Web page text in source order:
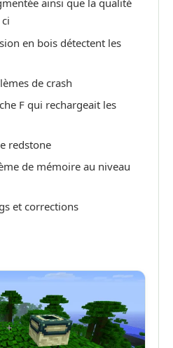
ainsi que la qualité
en bois détectent les
de crash
F qui rechargeait les
redstone
de mémoire au niveau
et corrections